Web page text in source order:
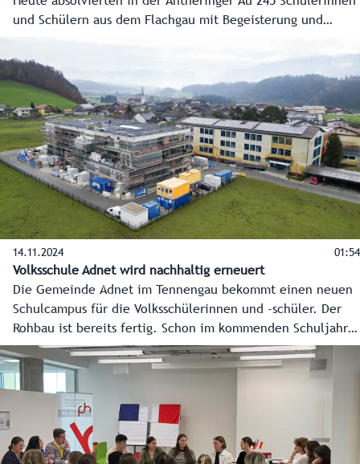
und Schülern aus dem Flachgau mit Begeisterung und
Baumarten, Waldbrand, Wild und Jagd, Aufforstung und
vielem mehr. Mit Begeisterung lernten die Kinder im
Rahmen der Waldchampions-Initiative die Vielfalt dieses
Lebensraumes kennen.
14.11.2024 01:54
Volksschule Adnet wird nachhaltig erneuert
Die Gemeinde Adnet im Tennengau bekommt einen neuen
Schulcampus für die Volksschülerinnen und -schüler. Der
Rohbau ist bereits fertig. Schon im kommenden Schuljahr
2025/2026 können die Schülerinnen und Schüler aus der
Gemeinde die 13 neuen Klassenzimmer und weitere
moderne Infrastruktur nutzen. Der
Gemeindeausgleichsfonds fördert dieses Zukunftsprojekt
mit 13,8 Millionen Euro.